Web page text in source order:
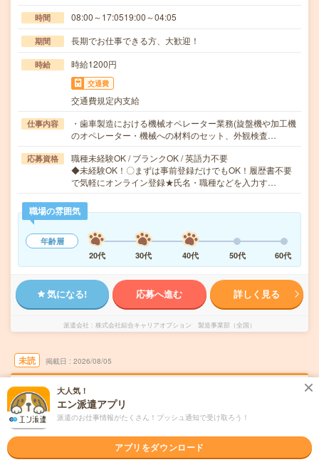
時間 08:00～17:0519:00～04:05
期間 長期でお仕事できる方、大歓迎！
時給 時給1200円
交通費
交通費規定内支給
仕事内容
・歯車製造における機械オペレーター業務(旋盤機や加工機
のオペレーター・機械への材料のセット、外観検査…
応募資格
職種未経験OK / ブランクOK / 英語力不要
◆未経験OK！〇まずは事前登録だけでもOK！履歴書不要
で気軽にオンライン登録★氏名・職種などを入力す…
職場の雰囲気
年齢層
20代
30代 40代 50代 60代
気になる! 応募へ進む 詳しく見る
派遣会社 株式会社綜合キャリアオプション 製造事業部（全国）
未読 掲載日 2026/08/05
【未経験から安心スタート！】バンパー部品
などの機械塗装/日払いOK
職種未経験OK
大人気！
エン派遣アプリ
派遣のお仕事情報がたくさん！プッシュ通知で受け取ろう！
アプリをダウンロード